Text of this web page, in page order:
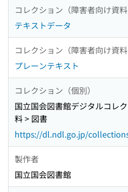
コレクション（障害者向け資料
テキストデータ
コレクション（障害者向け資料
プレーンテキスト
コレクション（個別）
国立国会図書館デジタルコレ
料 > 図書
https://dl.ndl.go.jp/
製作者
国立国会図書館